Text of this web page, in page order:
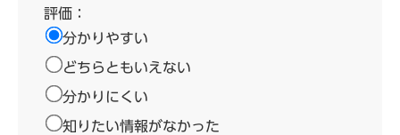
評価：
分かりやすい
どちらともいえない
分かりにくい
知りたい情報がなかった